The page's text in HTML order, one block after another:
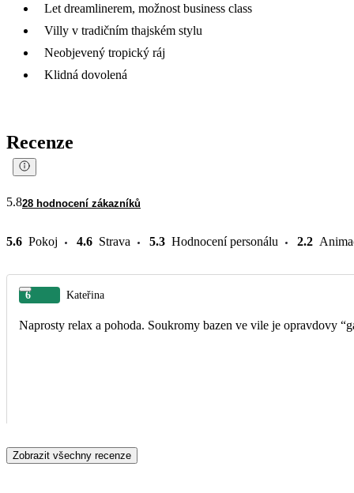
Let dreamlinerem, možnost business class
Villy v tradičním thajském stylu
Neobjevený tropický ráj
Klidná dovolená
Recenze
5.828 hodnocení zákazníků
5.6 Pokoj 4.6 Strava 5.3 Hodnocení personálu 2.2
6 Kateřina
Naprosty relax a pohoda. Soukromy bazen ve vile je opravdovy
Zobrazit všechny recenze